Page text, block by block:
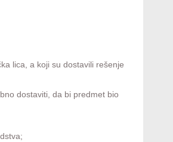
lica, a koji su dostavili rešenje
dostaviti, da bi predmet bio